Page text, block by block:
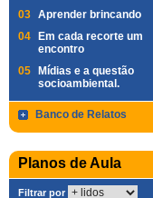
03 Aprender brincando
04
Em cada recorte um
encontro
05
Mídias e a questão
socioambiental.
Banco de Relatos
Planos de Aula
Filtrar por